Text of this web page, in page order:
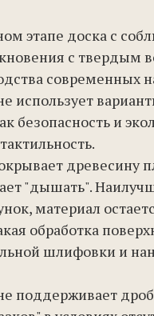
этапе доска с
с твердым
современных
использует
безопасность и
древесину
"дышать".
материал
обработка
шлифовки и
поддерживает